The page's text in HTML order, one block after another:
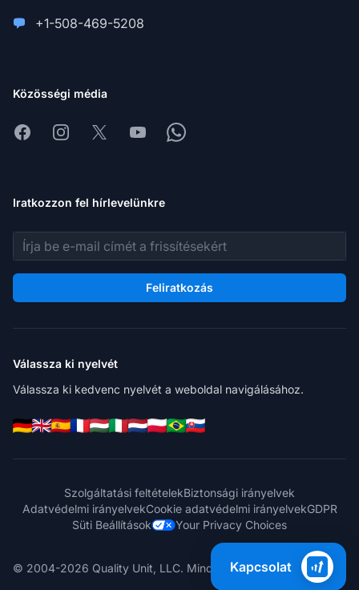
+1-508-469-5208
Közösségi média
FacebookInstagram
X YoutubeWhatsapp
Iratkozzon fel hírlevelünkre
E-mail cím
Feliratkozás
Válassza ki nyelvét
Válassza ki kedvenc nyelvét a weboldal navigálásához.
Szolgáltatási feltételekBiztonsági irányelvek
Adatvédelmi irányelvekCookie adatvédelmi irányelvekGDPR
Süti Beállítások
Your Privacy Choices
© 2004-2026 Quality Unit, LLC. Minden jog fenntartva.
Kapcsolat